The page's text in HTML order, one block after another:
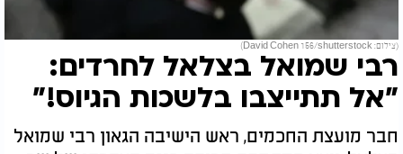
(צילום: David Cohen 156/shutterstock)
רבי שמואל בצלאל לחרדים:
"אל תתייצבו בלשכות הגיוס!"
חבר מועצת החכמים, ראש הישיבה הגאון רבי שמואל